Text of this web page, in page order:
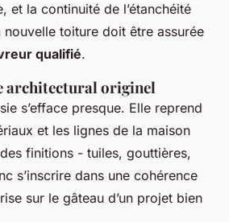
et la continuité de l’étanchéité
nouvelle toiture doit être assurée
qualifié.
architectural originel
s’efface presque. Elle reprend
et les lignes de la maison
finitions - tuiles, gouttières,
s’inscrire dans une cohérence
sur le gâteau d’un projet bien